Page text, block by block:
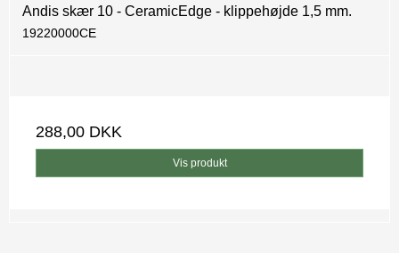
Andis skær 10 - CeramicEdge - klippehøjde 1,5 mm.
19220000CE
288,00 DKK
Vis produkt